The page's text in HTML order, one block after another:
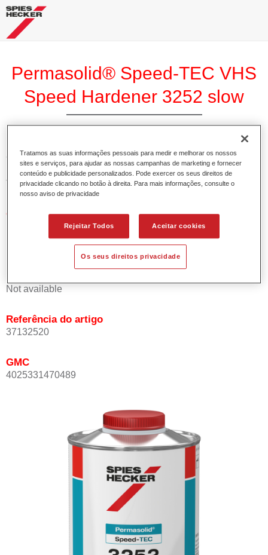
Permasolid® Speed-TEC VHS
Speed Hardener 3252 slow
O Permasolid Speed-TEC Endurecedor VHS Rápido 3250
lento é um endurecedor especial para o Permasolid Speed-
TEC Verniz Rápido HS 8800.
Características do produto
Adequado para uma secagem ao ar ou forçada a altas
temperaturas.
Not available
Referência do artigo
37132520
GMC
4025331470489
Tratamos as suas informações pessoais para medir e melhorar os nossos
sites e serviços, para ajudar as nossas campanhas de marketing e fornecer
conteúdo e publicidade personalizados. Pode exercer os seus direitos de
privacidade clicando no botão à direita. Para mais informações, consulte o
nosso aviso de privacidade
Rejeitar Todos Aceitar cookies
Os seus direitos privacidade